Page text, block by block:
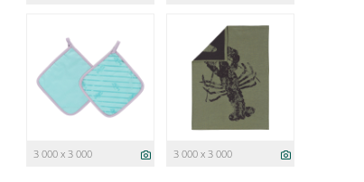
3 000 x 3 000 3 000 x 3 000